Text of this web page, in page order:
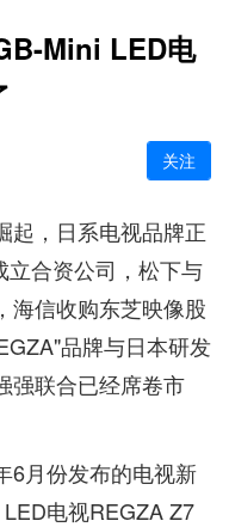
Mini LED电
关注
起，日系电视品牌正
立合资公司，松下与
海信收购东芝映像股
品牌与日本研发
强联合已经席卷市
6月份发布的电视新
电视REGZA Z7